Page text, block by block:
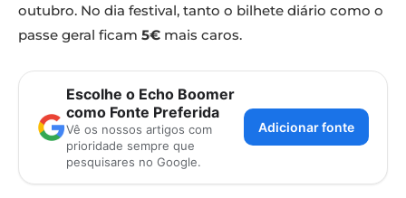
outubro. No dia festival, tanto o bilhete diário como o
passe geral ficam 5€ mais caros.
Escolhe o Echo Boomer
como Fonte Preferida
Vê os nossos artigos com
prioridade sempre que
pesquisares no Google.
Adicionar fonte